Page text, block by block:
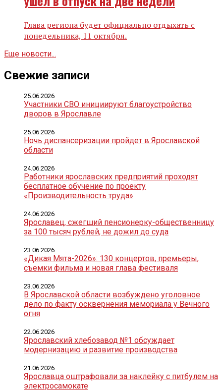
Глава региона будет официально отдыхать с
понедельника, 11 октября.
Еще новости...
Свежие записи
Участники СВО инициируют благоустройство
дворов в Ярославле
25.06.2026
Ночь диспансеризации пройдет в Ярославской
области
25.06.2026
Работники ярославских предприятий проходят
бесплатное обучение по проекту
«Производительность труда»
24.06.2026
Ярославец, сжегший пенсионерку-общественницу
за 100 тысяч рублей, не дожил до суда
24.06.2026
«Дикая Мята-2026»: 130 концертов, премьеры,
съемки фильма и новая глава фестиваля
23.06.2026
В Ярославской области возбуждено уголовное
дело по факту осквернения мемориала у Вечного
огня
23.06.2026
Ярославский хлебозавод №1 обсуждает
модернизацию и развитие производства
22.06.2026
Ярославца оштрафовали за наклейку с питбулем на
электросамокате
21.06.2026